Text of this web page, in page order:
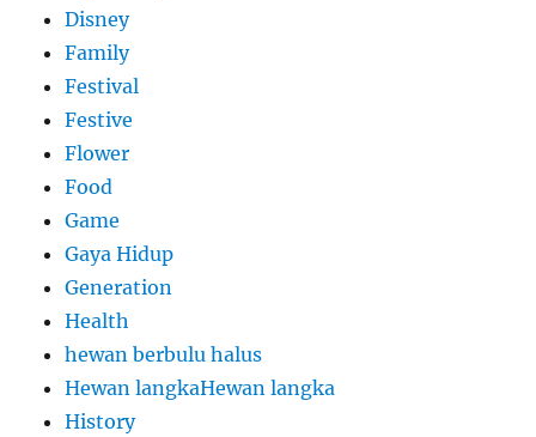
Disney
Family
Festival
Festive
Flower
Food
Game
Gaya Hidup
Generation
Health
hewan berbulu halus
Hewan langkaHewan langka
History